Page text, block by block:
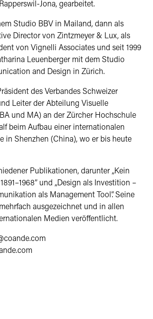
Jona, gearbeitet.
Studio BBV in Mailand, dann als
Director von Zintzmeyer & Lux, als
von Vignelli Associates und seit 1999
Leuenberger mit dem Studio
and Design in Zürich.
des Verbandes Schweizer
Leiter der Abteilung Visuelle
und MA) an der Zürcher Hochschule
beim Aufbau einer internationalen
in Shenzhen (China), wo er bis heute
Publikationen, darunter „Kein
und „Design als Investition –
als Management Tool”. Seine
ausgezeichnet und in allen
Medien veröffentlicht.